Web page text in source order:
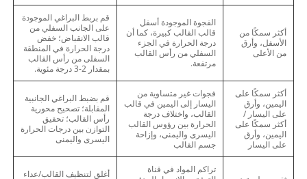
أكثر سمكًا من
الأسفل، وأرق
من الأعلى
الفجوة الموجودة أسفل
قالب القالب كبيرة، كما أن
درجة الحرارة في الجزء
السفلي من رأس القالب
مرتفعة.
قم بربط البراغي الموجودة
على الجانب السفلي من
قالب الانقباض؛ خفض
درجة الحرارة في المنطقة
السفلى من رأس القالب
بمقدار 2-3 درجة مئوية.
أكثر سمكًا على
اليمين، وأرق
على اليسار /
أكثر سمكًا على
اليمين، وأرق
على اليسار
فجوات غير متساوية من
اليسار إلى اليمين في قالب
القالب، واختلاف درجة
الحرارة بين رؤوس القالب
اليسرى واليمنى، وإزاحة
جسم القالب
قم بضبط البراغي الجانبية
المقابلة؛ تصحيح محورية
رأس القالب؛ تحقيق
التوازن بين درجات الحرارة
اليسرى واليمنى
تراكم المواد في قناة
أغلق لتنظيف القالب/عداء